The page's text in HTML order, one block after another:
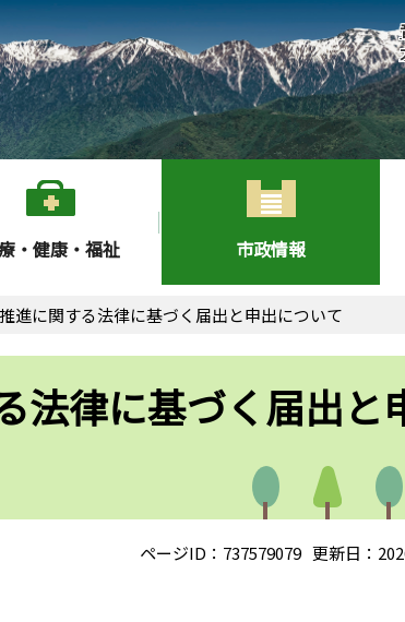
・健康・福祉 市政情報
進に関する法律に基づく届出と申出について
法律に基づく届出と
ページID：737579079 更新日：